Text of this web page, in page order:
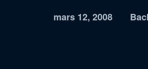
mars 12, 2008